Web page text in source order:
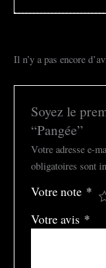
Il n’y a pas encore
Soyez le
“Pangée”
Votre adresse e-
obligatoires sont
Votre note *
Votre avis *